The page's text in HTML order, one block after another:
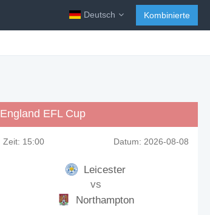
Deutsch Kombinierte
England EFL Cup
Zeit: 15:00 Datum: 2026-08-08
Leicester
vs
Northampton